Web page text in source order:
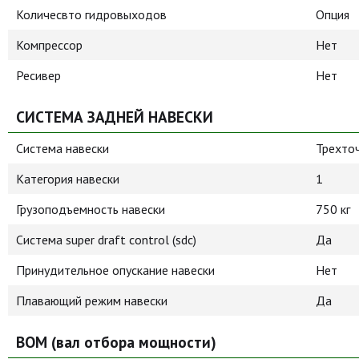
Количесвто гидровыходов
Опция
Компрессор
Нет
Ресивер
Нет
СИСТЕМА ЗАДНЕЙ НАВЕСКИ
Система навески
Категория навески
1
Грузоподъемность навески
750 кг
Система super draft control (sdc)
Да
Принудительное опускание навески
Нет
Плавающий режим навески
Да
ВОМ (вал отбора мощности)